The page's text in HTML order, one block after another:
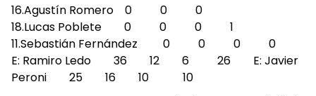
16.Agustín Romero 0 0 0
18.Lucas Poblete 0 0 0 1
11.Sebastián Fernández 0 0 0 0
E: Ramiro Ledo 36 12 6 26 E: Javier
Peroni 25 16 10 10